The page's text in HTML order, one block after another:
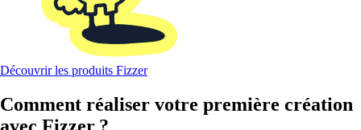
Découvrir les produits Fizzer
Comment réaliser votre première création
avec Fizzer ?